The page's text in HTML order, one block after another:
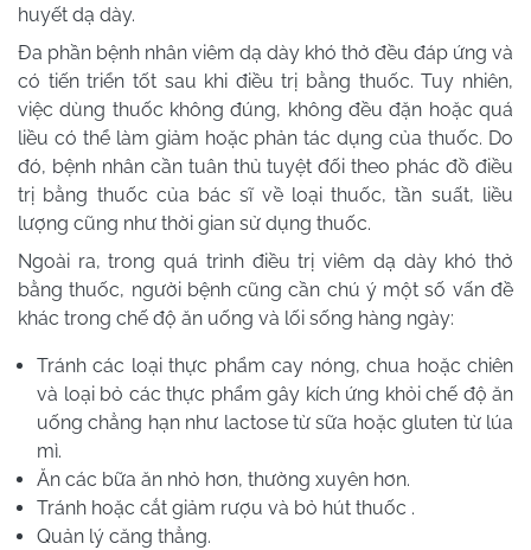
huyết dạ dày.
Đa phần bệnh nhân viêm dạ dày khó thở đều đáp ứng và
có tiến triển tốt sau khi điều trị bằng thuốc. Tuy nhiên,
việc dùng thuốc không đúng, không đều đặn hoặc quá
liều có thể làm giảm hoặc phản tác dụng của thuốc. Do
đó, bệnh nhân cần tuân thủ tuyệt đối theo phác đồ điều
trị bằng thuốc của bác sĩ về loại thuốc, tần suất, liều
lượng cũng như thời gian sử dụng thuốc.
Ngoài ra, trong quá trình điều trị viêm dạ dày khó thở
bằng thuốc, người bệnh cũng cần chú ý một số vấn đề
khác trong chế độ ăn uống và lối sống hàng ngày:
Tránh các loại thực phẩm cay nóng, chua hoặc chiên
và loại bỏ các thực phẩm gây kích ứng khỏi chế độ ăn
uống chẳng hạn như lactose từ sữa hoặc gluten từ lúa
mì.
Ăn các bữa ăn nhỏ hơn, thường xuyên hơn.
Tránh hoặc cắt giảm rượu và bỏ hút thuốc .
Quản lý căng thẳng.